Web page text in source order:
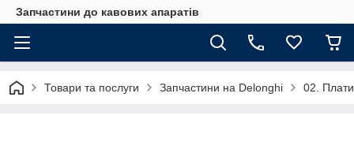
Запчастини до кавових апаратів
Товари та послуги Запчастини на Delonghi 02. Плати